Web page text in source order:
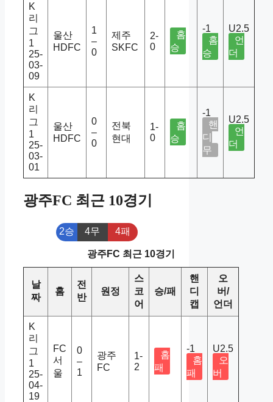
K
리
그
1
25-
03-
09
울산
HDFC
1
–
0
제주
SKFC
2-
0
홈
승
-1
홈
승
U2.5
언
더
K
리
그
1
25-
03-
01
울산
HDFC
0
–
0
전북
현대
1-
0
홈
승
-1
핸
디
무
U2.5
언
더
광주FC 최근 10경기
2승 4무 4패
광주FC 최근 10경기
날
짜
홈
전
반
원정
스
코
어
승/패
핸
디
캡
오
버/
언더
K
리
그
1
25-
04-
19
FC
서
울
0
–
1
광주
FC
1-
2
홈
패
-1
홈
패
U2.5
오
버